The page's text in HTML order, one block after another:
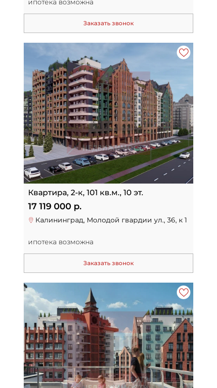
ипотека возможна
Заказать звонок
Квартира, 2-к, 101 кв.м., 10 эт.
17 119 000 р.
Калининград, Молодой гвардии ул., 36, к 1
ипотека возможна
Заказать звонок